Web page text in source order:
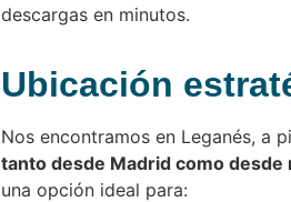
descargas en minutos.
Ubicación
Nos encontramos en Leganés, a
tanto desde Madrid como
una opción ideal para: